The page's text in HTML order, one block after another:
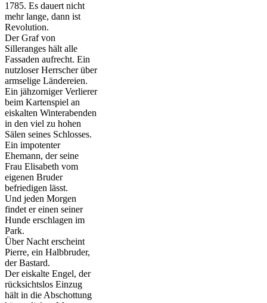
1785. Es dauert nicht
mehr lange, dann ist
Revolution.
Der Graf von
Silleranges hält alle
Fassaden aufrecht. Ein
nutzloser Herrscher über
armselige Ländereien.
Ein jähzorniger Verlierer
beim Kartenspiel an
eiskalten Winterabenden
in den viel zu hohen
Sälen seines Schlosses.
Ein impotenter
Ehemann, der seine
Frau Elisabeth vom
eigenen Bruder
befriedigen lässt.
Und jeden Morgen
findet er einen seiner
Hunde erschlagen im
Park.
Über Nacht erscheint
Pierre, ein Halbbruder,
der Bastard.
Der eiskalte Engel, der
rücksichtslos Einzug
hält in die Abschottung